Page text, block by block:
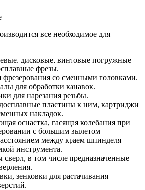
все необходимое для
дисковые, винтовые погружные
фрезы.
фрезерования со сменными головками.
для обработки канавок.
для нарезания резьбы.
пластины к ним, картриджи
накладок.
оснастка, гасящая колебания при
с большим вылетом —
между краем шпинделя
инструмента.
сверл, в том числе предназначенные
зенковки для растачивания